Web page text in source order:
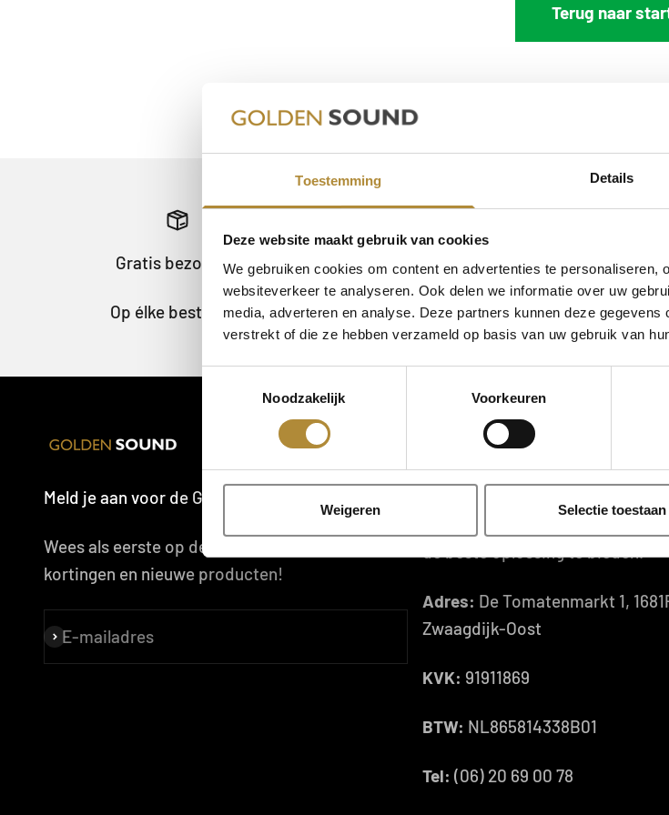
Toestemming Details
Deze website maakt gebruik van cookies
We gebruiken cookies om content en advertenties te personaliseren,
websiteverkeer te analyseren. Ook delen we informatie over uw
media, adverteren en analyse. Deze partners kunnen deze
verstrekt of die ze hebben verzameld op basis van uw gebruik van
Toestemmingsselectie
Noodzakelijk
Voorkeuren
Weigeren Selectie toestaan
Terug naar
Gratis bezorging
Op élke bestelling.
30 dagen uitproberen
Niet tevreden? Geen probleem!
Meld je aan voor de Golden Sound VIPS
Wees als eerste op de hoogte van speciale
kortingen en nieuwe producten!
E-mailadres
Abonneren
Vragen?
de beste oplossing te bieden.
Adres: De Tomatenmarkt 1,
Zwaagdijk-Oost
KVK: 91911869
BTW: NL865814338B01
Tel: (06) 20 69 00 78